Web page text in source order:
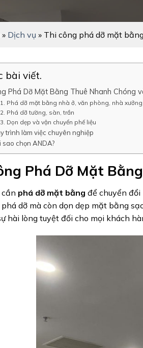
» Dịch vụ » Thi công phá dỡ mặt
bài viết.
Phá Dỡ Mặt Bằng Thuê Nhanh Chóng
Phá dỡ mặt bằng nhà ở, văn phòng, nhà xưởng
Phá dỡ tường, sàn, trần
Dọn dẹp và vận chuyển phế liệu
trình làm việc chuyên nghiệp
sao chọn ANDA?
Phá Dỡ Mặt
phá dỡ mặt bằng để chuyển đổi
dỡ mà còn dọn dẹp mặt bằng
hài lòng tuyệt đối cho mọi khách